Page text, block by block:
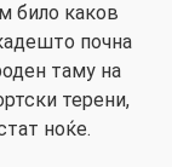
било каков
почна
таму на
терени,
ноќе.